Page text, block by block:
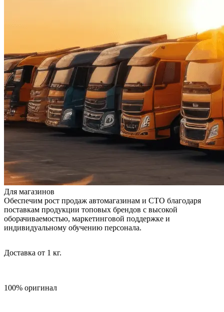
Для магазинов
Обеспечим рост продаж автомагазинам и СТО благодаря
поставкам продукции топовых брендов с высокой
оборачиваемостью, маркетинговой поддержке и
индивидуальному обучению персонала.
Доставка от 1 кг.
100% оригинал